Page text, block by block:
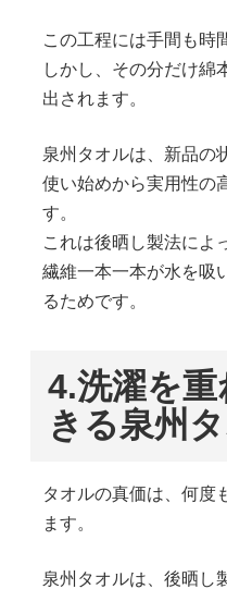
この工程には手間も時
しかし、その分だけ綿
出されます。
泉州タオルは、新品の
使い始めから実用性の
す。
これは後晒し製法によ
繊維一本一本が水を吸
るためです。
4.洗濯を
きる泉州
タオルの真価は、何度
ます。
泉州タオルは、後晒し